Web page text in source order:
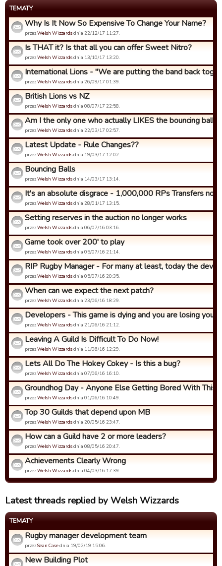
TEMATY
Why Is It Now So Expensive To Change Your Name?
przezWelsh Wizzardsdnia 22/12/17 11:27.
Is THAT it? Is that all you can offer Sweet Nitro?
przezWelsh Wizzardsdnia 13/10/17 13:20.
International Lions - "We are putting the band back
przezWelsh Wizzardsdnia 26/09/17 01:39.
British Lions vs NZ
przezWelsh Wizzardsdnia 08/07/17 22:58.
Am I the only one who actually LIKES the bouncing ball
przezWelsh Wizzardsdnia 22/03/17 02:57.
Latest Update - Rule Changes??
przezWelsh Wizzardsdnia 19/03/17 12:02.
Bouncing Balls
przezWelsh Wizzardsdnia 14/03/17 13:14.
It's an absolute disgrace - 1,000,000 RPs Transfers now!
przezWelsh Wizzardsdnia 28/01/17 13:15.
Setting reserves in the auction no longer works
przezWelsh Wizzardsdnia 06/07/16 03:16.
Game took over 200' to play
przezWelsh Wizzardsdnia 05/07/16 21:14.
RIP Rugby Manager - For many at least, today the
przezWelsh Wizzardsdnia 05/07/16 20:35.
When can we expect the next patch?
przezWelsh Wizzardsdnia 23/06/16 18:29.
Developers - This game is dying and you are losing your
przezWelsh Wizzardsdnia 21/06/16 21:12.
Leaving A Guild Is Difficult To Do Now!
przezWelsh Wizzardsdnia 11/06/16 12:29.
Lets All Do The Hokey Cokey - Is this a bug?
przezWelsh Wizzardsdnia 07/06/16 16:10.
Groundhog Day - Anyone Else Getting Bored With This
przezWelsh Wizzardsdnia 01/06/16 10:49.
Top 30 Guilds that depend upon MB
przezWelsh Wizzardsdnia 20/05/16 23:47.
How can a Guild have 2 or more leaders?
przezWelsh Wizzardsdnia 08/05/16 20:47.
Achievements Clearly Wrong
przezWelsh Wizzardsdnia 04/03/16 17:39.
Latest threads replied by Welsh Wizzards
TEMATY
Rugby manager development team
przezSean Casednia 19/02/19 15:06.
New Building Plot